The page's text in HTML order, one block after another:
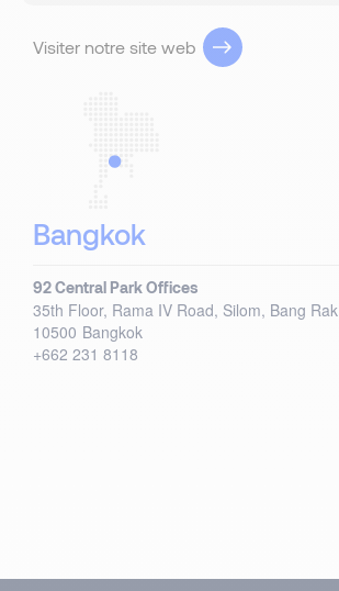
Visiter notre site web
Bangkok
92 Central Park Offices
35th Floor, Rama IV Road, Silom, Bang Rak
10500 Bangkok
+662 231 8118